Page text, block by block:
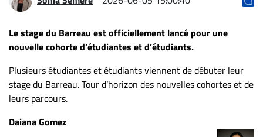
ET
JURISTES
Offres
Formation
Continue
Scoop?
Le stage du Barreau est officiellement lancé pour une
nouvelle cohorte d’étudiantes et d’étudiants.
Plusieurs étudiantes et étudiants viennent de débuter leur
stage du Barreau. Tour d’horizon des nouvelles cohortes et de
leurs parcours.
Daiana Gomez